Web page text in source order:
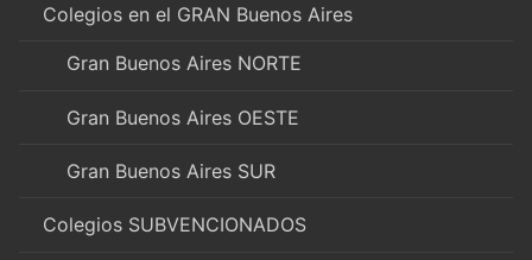
Colegios en el GRAN Buenos Aires
Gran Buenos Aires NORTE
Gran Buenos Aires OESTE
Gran Buenos Aires SUR
Colegios SUBVENCIONADOS